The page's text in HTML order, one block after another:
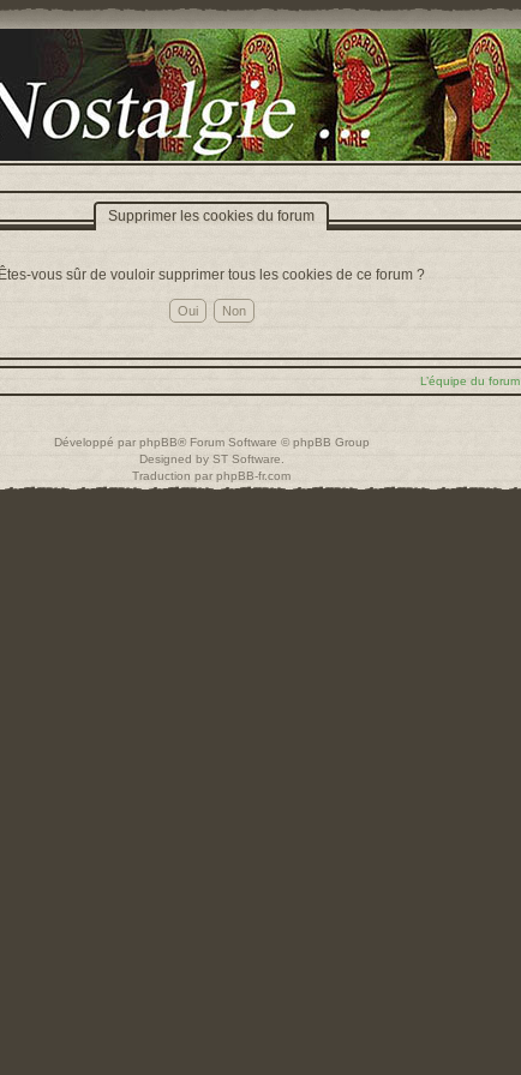
Supprimer les cookies du forum
Êtes-vous sûr de vouloir supprimer tous les cookies de ce forum ?
L’équipe du forum
Développé par phpBB® Forum Software © phpBB Group
Designed by ST Software
Traduction par phpBB-fr.com